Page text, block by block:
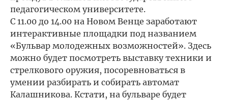
педагогическом университете.
С 11.00 до 14.00 на Новом Венце заработают
интерактивные площадки под названием
«Бульвар молодежных возможностей». Здесь
можно будет посмотреть выставку техники и
стрелкового оружия, посоревноваться в
умении разбирать и собирать автомат
Калашникова. Кстати, на бульваре будет